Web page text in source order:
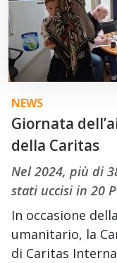
NEWS
Giornata
della Caritas
Nel 2024, più di
stati uccisi in 20
In occasione
umanitario, la
di Caritas